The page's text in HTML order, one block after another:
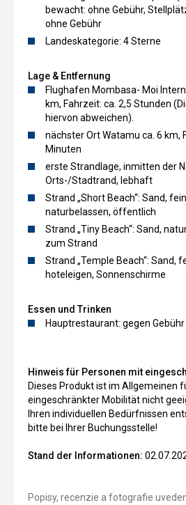
bewacht: ohne Gebühr,
ohne Gebühr
Landeskategorie: 4 Sterne
Lage & Entfernung
Flughafen Mombasa- Moi
km, Fahrzeit: ca. 2,5 Stunden
hiervon abweichen).
nächster Ort Watamu ca. 6 km,
Minuten
erste Strandlage, inmitten der
Orts-/Stadtrand, lebhaft
Strand „Short Beach“: Sand,
naturbelassen, öffentlich
Strand „Tiny Beach“: Sand,
zum Strand
Strand „Temple Beach“: Sand,
hoteleigen, Sonnenschirme
Essen und Trinken
Hauptrestaurant: gegen Gebühr
Hinweis für Personen mit
Dieses Produkt ist im Allgemeinen
eingeschränkter Mobilität nicht
Ihren individuellen Bedürfnissen
bitte bei Ihrer Buchungsstelle!
Stand der Informationen:
Popisy, recenzie a fotografie